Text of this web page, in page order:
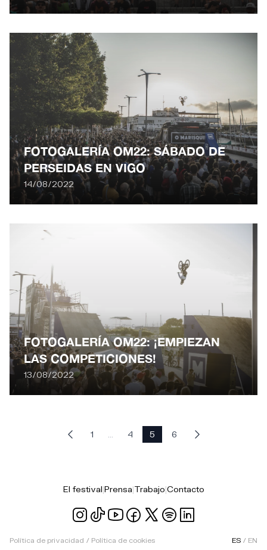
FOTOGALERÍA OM22: SÁBADO DE
PERSEIDAS EN VIGO
14/08/2022
FOTOGALERÍA OM22: ¡EMPIEZAN
LAS COMPETICIONES!
13/08/2022
1 4 5 6
El festival|Prensa|Trabajo|Contacto
Política de privacidad / Política de cookies ES / EN